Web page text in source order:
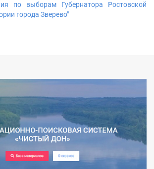
по выборам Губернатора Ростовской
города Зверево"